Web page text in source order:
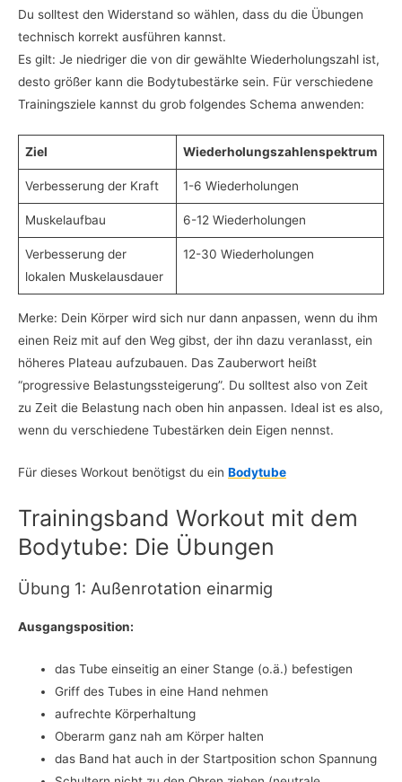
Du solltest den Widerstand so wählen, dass du die Übungen
technisch korrekt ausführen kannst.
Es gilt: Je niedriger die von dir gewählte Wiederholungszahl ist,
desto größer kann die Bodytubestärke sein. Für verschiedene
Trainingsziele kannst du grob folgendes Schema anwenden:
Ziel Wiederholungszahlenspektrum
Verbesserung der Kraft 1-6 Wiederholungen
Muskelaufbau 6-12 Wiederholungen
Verbesserung der
lokalen Muskelausdauer
12-30 Wiederholungen
Merke: Dein Körper wird sich nur dann anpassen, wenn du ihm
einen Reiz mit auf den Weg gibst, der ihn dazu veranlasst, ein
höheres Plateau aufzubauen. Das Zauberwort heißt
“progressive Belastungssteigerung”. Du solltest also von Zeit
zu Zeit die Belastung nach oben hin anpassen. Ideal ist es also,
wenn du verschiedene Tubestärken dein Eigen nennst.
Für dieses Workout benötigst du ein Bodytube
Trainingsband Workout mit dem
Bodytube: Die Übungen
Übung 1: Außenrotation einarmig
Ausgangsposition:
das Tube einseitig an einer Stange (o.ä.) befestigen
Griff des Tubes in eine Hand nehmen
aufrechte Körperhaltung
Oberarm ganz nah am Körper halten
das Band hat auch in der Startposition schon Spannung